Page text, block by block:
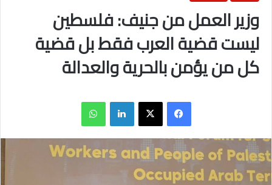
وزير العمل من جنيف: فلسطين
ليست قضية العرب فقط بل قضية
كل من يؤمن بالحرية والعدالة
فيسبوك X لينكدإن